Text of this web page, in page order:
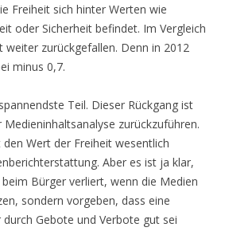
Freiheit sich hinter Werten wie
oder Sicherheit befindet. Im Vergleich
weiter zurückgefallen. Denn in 2012
minus 0,7.
Teil. Dieser Rückgang ist
zurückzuführen.
Wert der Freiheit wesentlich
Aber es ist ja klar,
Bürger verliert, wenn die Medien
sondern vorgeben, dass eine
Gebote und Verbote gut sei